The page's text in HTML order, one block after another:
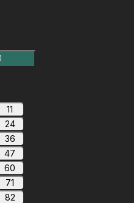
11
24
36
47
60
71
82